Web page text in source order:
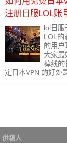
注册日服LOL账
lol日服
LOL的
的用户
大家最
掉线的
定日本VPN 的好处
供稿人